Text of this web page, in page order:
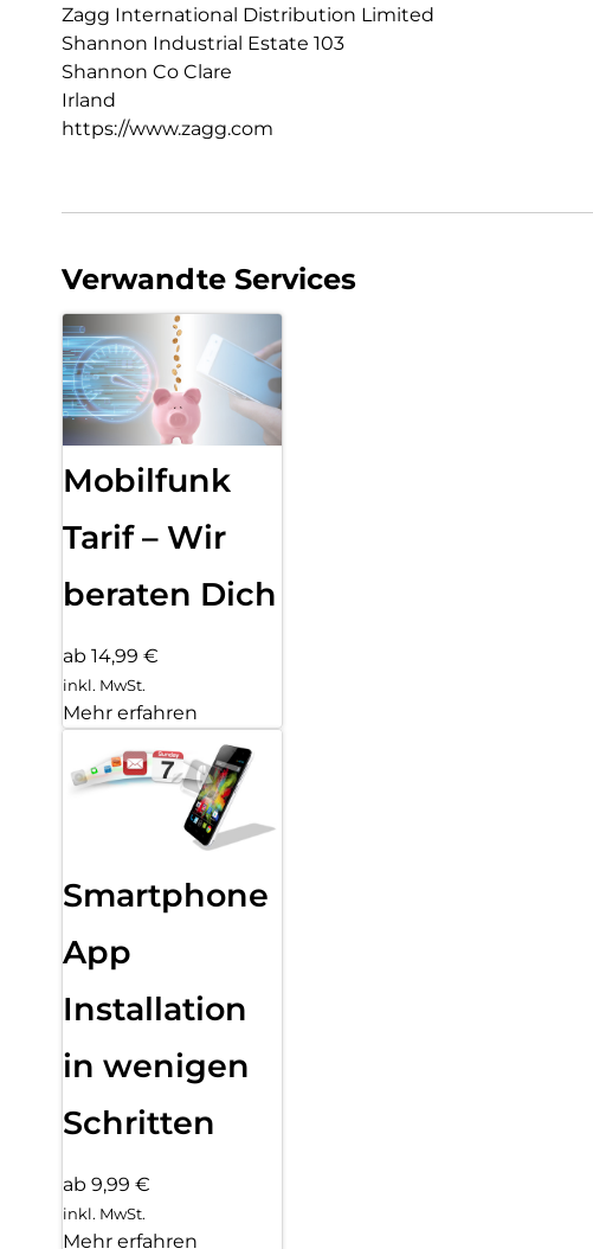
Zagg International Distribution Limited
Shannon Industrial Estate 103
Shannon Co Clare
Irland
https://www.zagg.com
Verwandte Services
Mobilfunk
Tarif – Wir
beraten Dich
ab 14,99 €
inkl. MwSt.
Mehr erfahren
Smartphone
App
Installation
in wenigen
Schritten
ab 9,99 €
inkl. MwSt.
Mehr erfahren